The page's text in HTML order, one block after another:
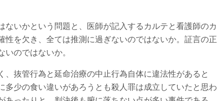
いかという問題と、医師が記入するカルテと看護師のカ
を欠き、全ては推測に過ぎないのではないか。証言の正
のではないか。
抜管行為と延命治療の中止行為自体に違法性があると
少の食い違いがあろうとも殺人罪は成立していたと思わ